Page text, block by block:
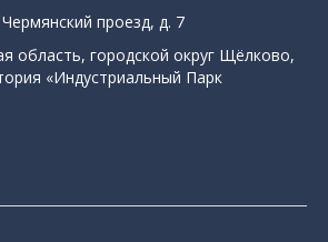
проезд, д. 7
область, городской округ Щёлково,
«Индустриальный Парк